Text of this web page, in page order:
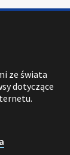
ze świata
dotyczące